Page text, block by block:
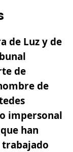
de Luz y de
de
de
impersonal
han